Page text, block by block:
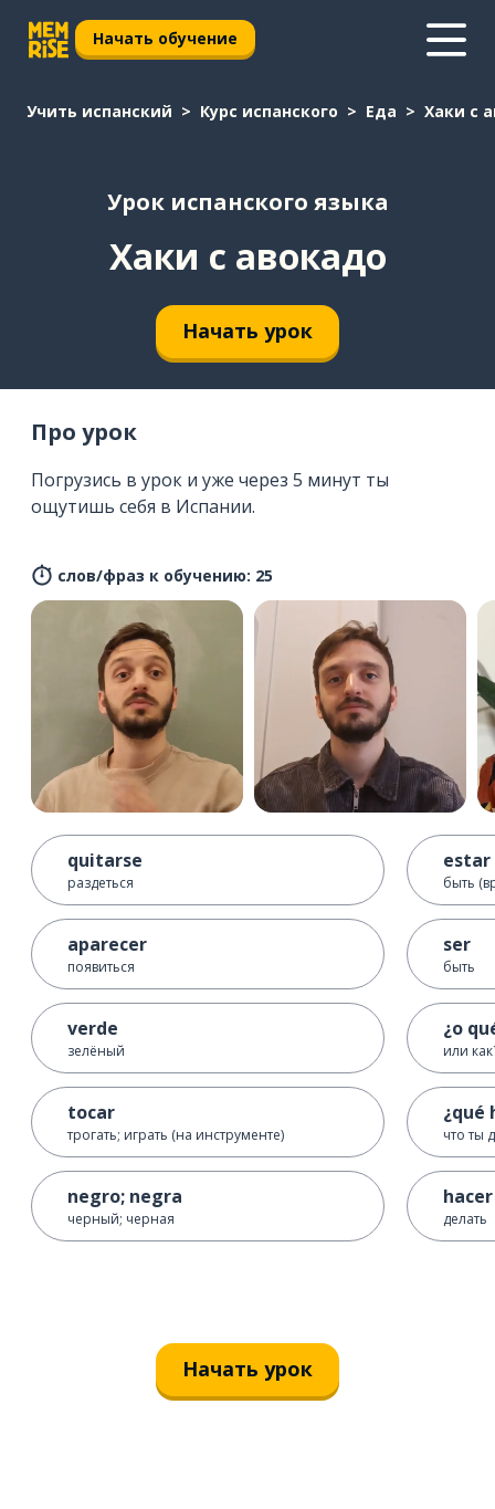
Начать обучение
Учить испанский Курс испанского Еда Хаки с
Урок испанского языка
Хаки с авокадо
Начать урок
Про урок
Погрузись в урок и уже через 5 минут ты
ощутишь себя в Испании.
слов/фраз к обучению: 25
quitarse
раздеться
aparecer
появиться
verde
зелёный
tocar
трогать; играть (на инструменте)
negro; negra
черный; черная
estar
быть
ser
быть
¿o
или
¿qué
что ты
hacer
делать
Начать урок